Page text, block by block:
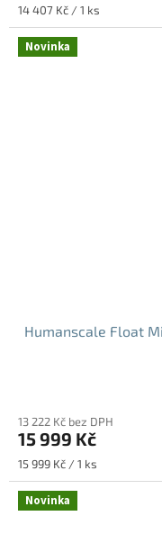
Měrná
cena:
14 407 Kč / 1 ks
Novinka
Humanscale Float
13 222 Kč bez DPH
15 999 Kč
Měrná
cena:
15 999 Kč / 1 ks
Novinka